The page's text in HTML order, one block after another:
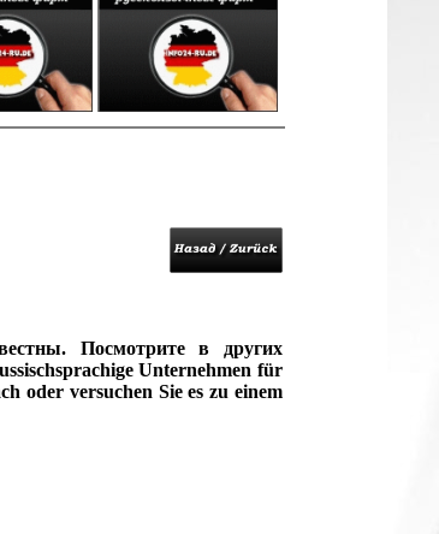
Посмотрите в других
Unternehmen für
oder versuchen Sie es zu einem